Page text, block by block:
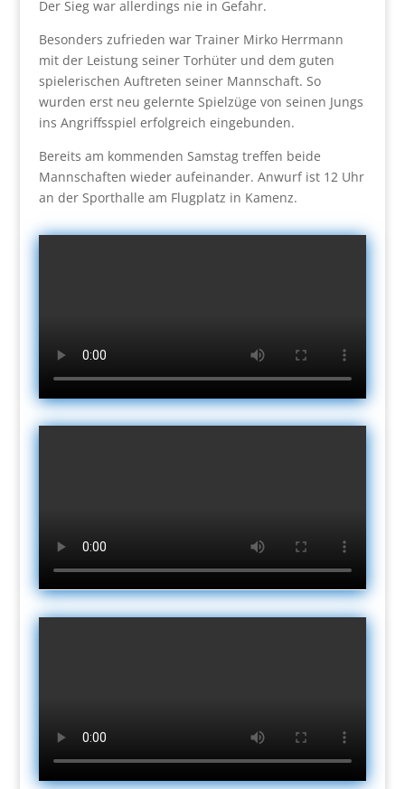
Der Sieg war allerdings nie in Gefahr.
Besonders zufrieden war Trainer Mirko Herrmann
mit der Leistung seiner Torhüter und dem guten
spielerischen Auftreten seiner Mannschaft. So
wurden erst neu gelernte Spielzüge von seinen Jungs
ins Angriffsspiel erfolgreich eingebunden.
Bereits am kommenden Samstag treffen beide
Mannschaften wieder aufeinander. Anwurf ist 12 Uhr
an der Sporthalle am Flugplatz in Kamenz.